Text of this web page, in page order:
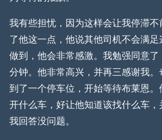
我有些担忧，因为这样会让我停滞
了他这一点，他说其他司机不会满
做到，他会非常感激。我勉强同意
分钟。他非常高兴，并再三感谢我
到了一个停车位，开始等待布莱恩
开什么车，好让他知道该找什么车，
我回答没问题。